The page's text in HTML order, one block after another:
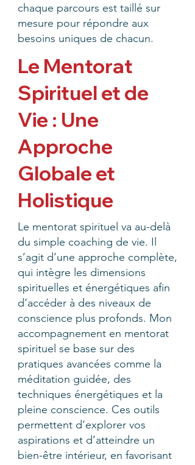
chaque parcours est taillé sur
mesure pour répondre aux
besoins uniques de chacun.
Le Mentorat
Spirituel et de
Vie : Une
Approche
Globale et
Holistique
Le mentorat spirituel va au-delà
du simple coaching de vie. Il
s’agit d’une approche complète,
qui intègre les dimensions
spirituelles et énergétiques afin
d’accéder à des niveaux de
conscience plus profonds. Mon
accompagnement en mentorat
spirituel se base sur des
pratiques avancées comme la
méditation guidée, des
techniques énergétiques et la
pleine conscience. Ces outils
permettent d’explorer vos
aspirations et d’atteindre un
bien-être intérieur, en favorisant